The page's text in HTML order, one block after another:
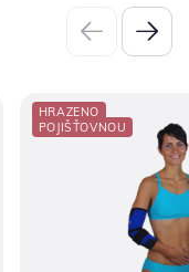
HRAZENO
POJIŠŤOVNOU